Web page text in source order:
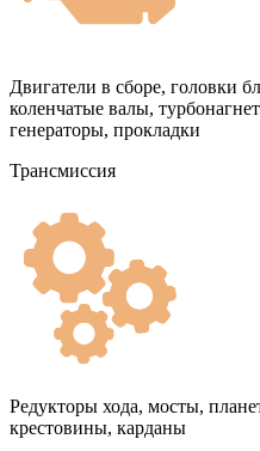
Двигатели в сборе, головки
коленчатые валы,
генераторы, прокладки
Трансмиссия
Редукторы хода, мосты,
крестовины, карданы